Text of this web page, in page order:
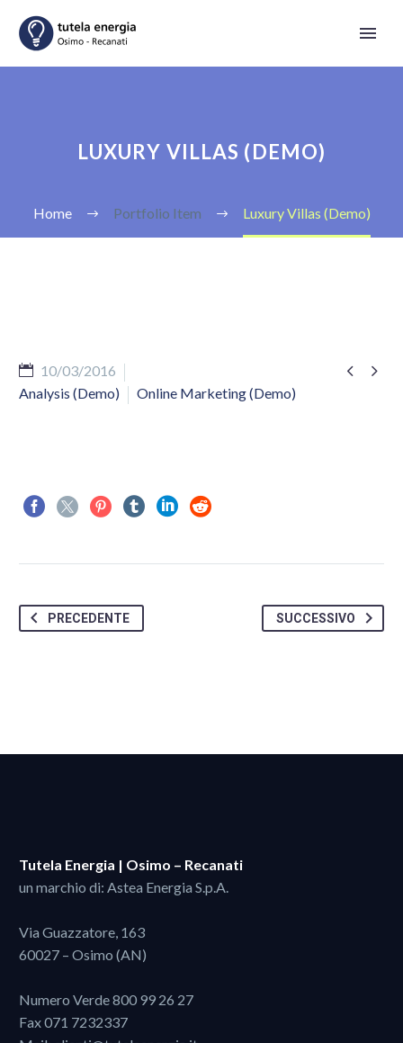
LUXURY VILLAS (DEMO)
Home Portfolio Item Luxury Villas (Demo)
 
10/03/2016
Analysis (Demo)
Online Marketing (Demo)
PRECEDENTE SUCCESSIVO
Tutela Energia | Osimo – Recanati
un marchio di: Astea Energia S.p.A.
Via Guazzatore, 163
60027 – Osimo (AN)
Numero Verde800 99 26 27
Fax 071 7232337